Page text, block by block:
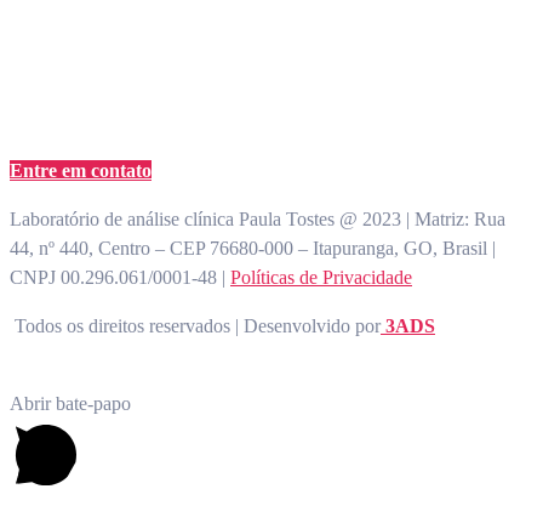
Entre em contato
Laboratório de análise clínica Paula Tostes @ 2023 | Matriz: Rua
44, nº 440, Centro – CEP 76680-000 – Itapuranga, GO, Brasil |
CNPJ 00.296.061/0001-48 | Políticas de Privacidade
Todos os direitos reservados | Desenvolvido por3ADS
Abrir bate-papo